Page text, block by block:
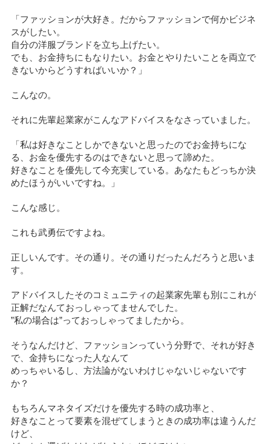
「ファッションが大好き。だからファッションで何かビジネ
スがしたい。
自分の洋服ブランドを立ち上げたい。
でも、お金持ちにもなりたい。お金とやりたいことを両立で
きないからどうすればいいか？」
こんなの。
それに先輩起業家がこんなアドバイスをなさっていました。
「私は好きなことしかできないと思ったのでお金持ちにな
る、お金を優先するのはできないと思って諦めた。
好きなことを優先して今充実している。あなたもどっちか決
めたほうがいいですね。」
こんな感じ。
これも武勇伝ですよね。
正しいんです。その通り。その通りだったんだろうと思いま
す。
アドバイスしたそのコミュニティの起業家先輩も別にこれが
正解だなんておっしゃってませんでした。
”私の場合は”っておっしゃってましたから。
そうなんだけど、ファッションっていう分野で、それが好き
で、金持ちになった人なんて
めっちゃいるし、方法論がないわけじゃないじゃないです
か？
もちろんマネタイズだけを優先する時の成功率と、
好きなことって要素を混ぜてしまうときの成功率は違うんだ
けど、